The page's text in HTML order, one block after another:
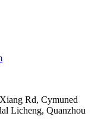
Rd, Cymuned
Licheng, Quanzhou